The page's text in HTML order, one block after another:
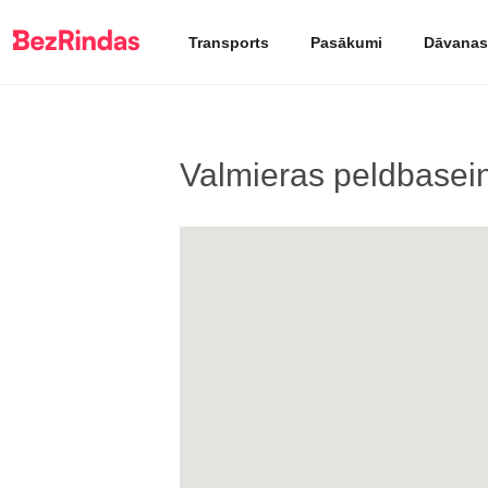
Transports Pasākumi Dāvanas
Valmieras